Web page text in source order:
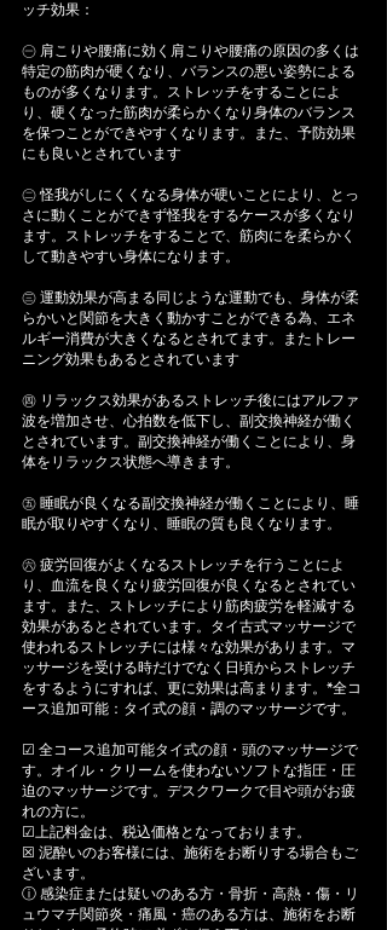
ッチ効果：
㊀ 肩こりや腰痛に効く肩こりや腰痛の原因の多くは
特定の筋肉が硬くなり、バランスの悪い姿勢による
ものが多くなります。ストレッチをすることによ
り、硬くなった筋肉が柔らかくなり身体のバランス
を保つことができやすくなります。また、予防効果
にも良いとされています
㊁ 怪我がしにくくなる身体が硬いことにより、とっ
さに動くことができず怪我をするケースが多くなり
ます。ストレッチをすることで、筋肉にを柔らかく
して動きやすい身体になります。
㊂ 運動効果が高まる同じような運動でも、身体が柔
らかいと関節を大きく動かすことができる為、エネ
ルギー消費が大きくなるとされてます。またトレー
ニング効果もあるとされています
㊃ リラックス効果があるストレッチ後にはアルファ
波を増加させ、心拍数を低下し、副交換神経が働く
とされています。副交換神経が働くことにより、身
体をリラックス状態へ導きます。
㊄ 睡眠が良くなる副交換神経が働くことにより、睡
眠が取りやすくなり、睡眠の質も良くなります。
㊅ 疲労回復がよくなるストレッチを行うことによ
り、血流を良くなり疲労回復が良くなるとされてい
ます。また、ストレッチにより筋肉疲労を軽減する
効果があるとされています。タイ古式マッサージで
使われるストレッチには様々な効果があります。マ
ッサージを受ける時だけでなく日頃からストレッチ
をするようにすれば、更に効果は高まります。*全コ
ース追加可能：タイ式の顔・調のマッサージです。
☑ 全コース追加可能タイ式の顔・頭のマッサージで
す。オイル・クリームを使わないソフトな指圧・圧
迫のマッサージです。デスクワークで目や頭がお疲
れの方に。
☑上記料金は、税込価格となっております。
☒ 泥酔いのお客様には、施術をお断りする場合もご
ざいます。
ⓘ 感染症または疑いのある方・骨折・高熱・傷・リ
ュウマチ関節炎・痛風・癌のある方は、施術をお断